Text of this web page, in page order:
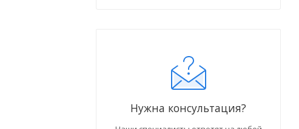
Нужна консультация?